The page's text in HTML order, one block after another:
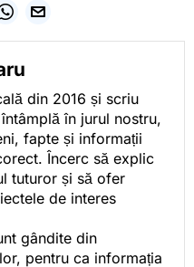
din 2016 și scriu
în jurul nostru,
fapte și informații
Încerc să explic
tuturor și să ofer
de interes
gândite din
pentru ca informația